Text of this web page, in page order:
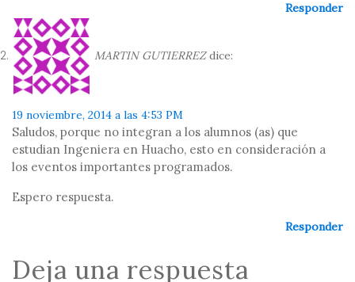
Responder
MARTIN GUTIERREZ dice:
19 noviembre, 2014 a las 4:53 PM
Saludos, porque no integran a los alumnos (as) que
estudian Ingeniera en Huacho, esto en consideración a
los eventos importantes programados.
Espero respuesta.
Responder
Deja una respuesta